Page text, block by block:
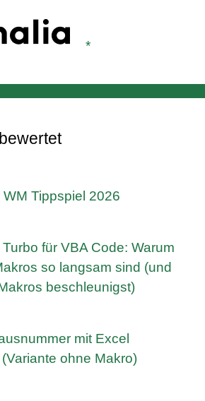
Tippspiel 2026
für VBA Code: Warum
so langsam sind (und
beschleunigst)
mit Excel
ohne Makro)